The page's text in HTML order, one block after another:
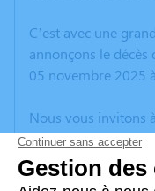
C’est avec une
annonçons le décès
05 novembre 2025
Nous vous invitons
vos condoléances,
anecdote ou
poèmes ou des